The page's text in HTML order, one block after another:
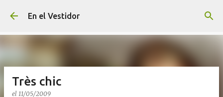
Ir al contenido principal
En el Vestidor
Très chic
el 11/05/2009